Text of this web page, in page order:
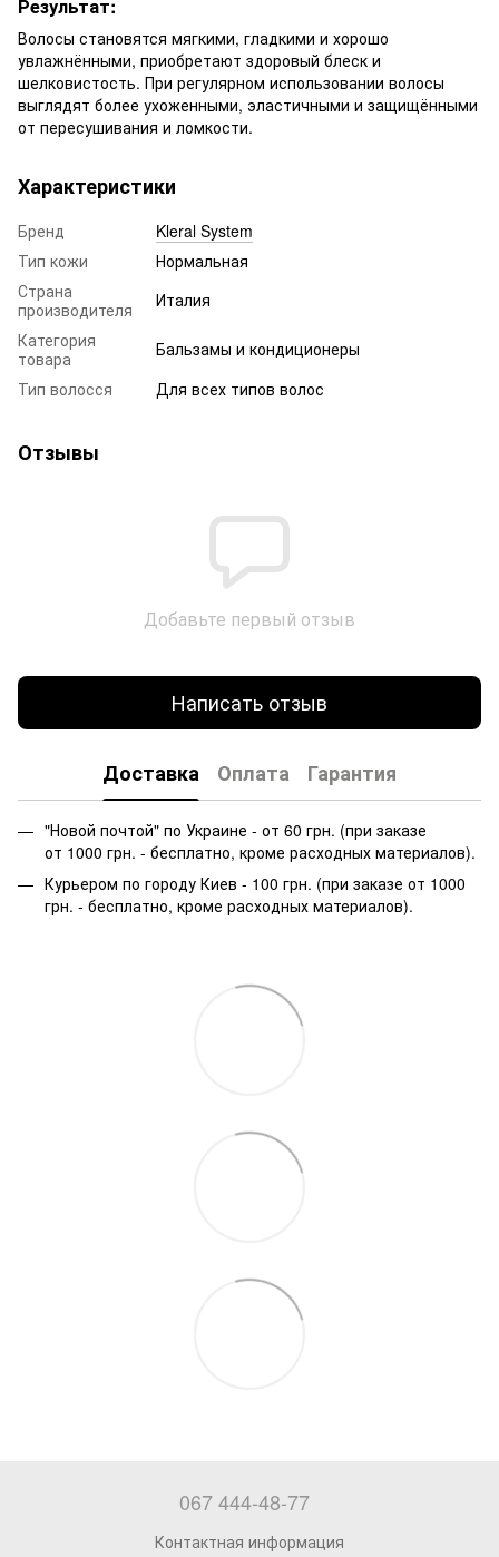
Результат:
Волосы становятся мягкими, гладкими и хорошо
увлажнёнными, приобретают здоровый блеск и
шелковистость. При регулярном использовании волосы
выглядят более ухоженными, эластичными и защищёнными
от пересушивания и ломкости.
Характеристики
Бренд
Kleral System
Тип кожи
Нормальная
Страна
производителя
Италия
Категория
товара
Бальзамы и кондиционеры
Тип волосся
Для всех типов волос
Отзывы
Добавьте первый отзыв
Написать отзыв
Доставка Оплата Гарантия
"Новой почтой" по Украине - от 60 грн. (при заказе
от 1000 грн. - бесплатно, кроме расходных материалов).
Курьером по городу Киев - 100 грн. (при заказе от 1000
грн. - бесплатно, кроме расходных материалов).
067 444-48-77
Контактная информация